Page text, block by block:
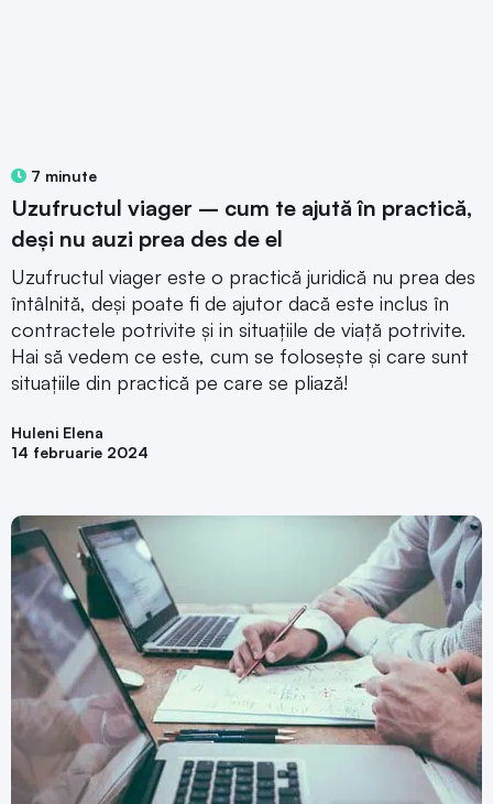
7 minute
Uzufructul viager – cum te ajută în practică,
deși nu auzi prea des de el
Uzufructul viager este o practică juridică nu prea des
întâlnită, deși poate fi de ajutor dacă este inclus în
contractele potrivite și in situațiile de viață potrivite.
Hai să vedem ce este, cum se folosește și care sunt
situațiile din practică pe care se pliază!
Huleni Elena
14 februarie 2024